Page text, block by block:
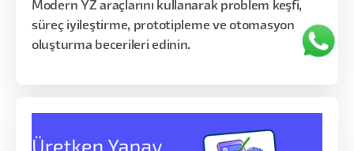
Modern YZ araçlarını kullanarak problem keşfi,
süreç iyileştirme, prototipleme ve otomasyon
oluşturma becerileri edinin.